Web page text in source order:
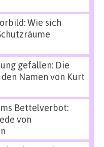
Wie sich
gefallen: Die
Namen von Kurt
Bettelverbot:
von